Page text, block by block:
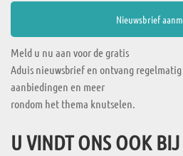
Meld u nu aan voor de gratis
Aduis nieuwsbrief en ontvang
aanbiedingen en meer
rondom het thema knutselen.
U VINDT ONS OOK BIJ